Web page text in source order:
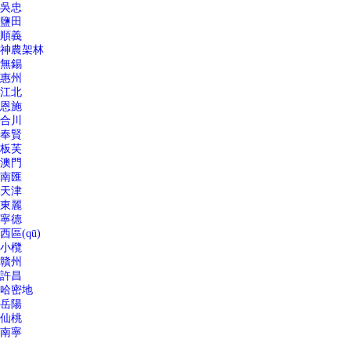
吳忠
鹽田
順義
神農架林
無錫
惠州
江北
恩施
合川
奉賢
板芙
澳門
南匯
天津
東麗
寧德
西區(qū)
小欖
贛州
許昌
哈密地
岳陽
仙桃
南寧